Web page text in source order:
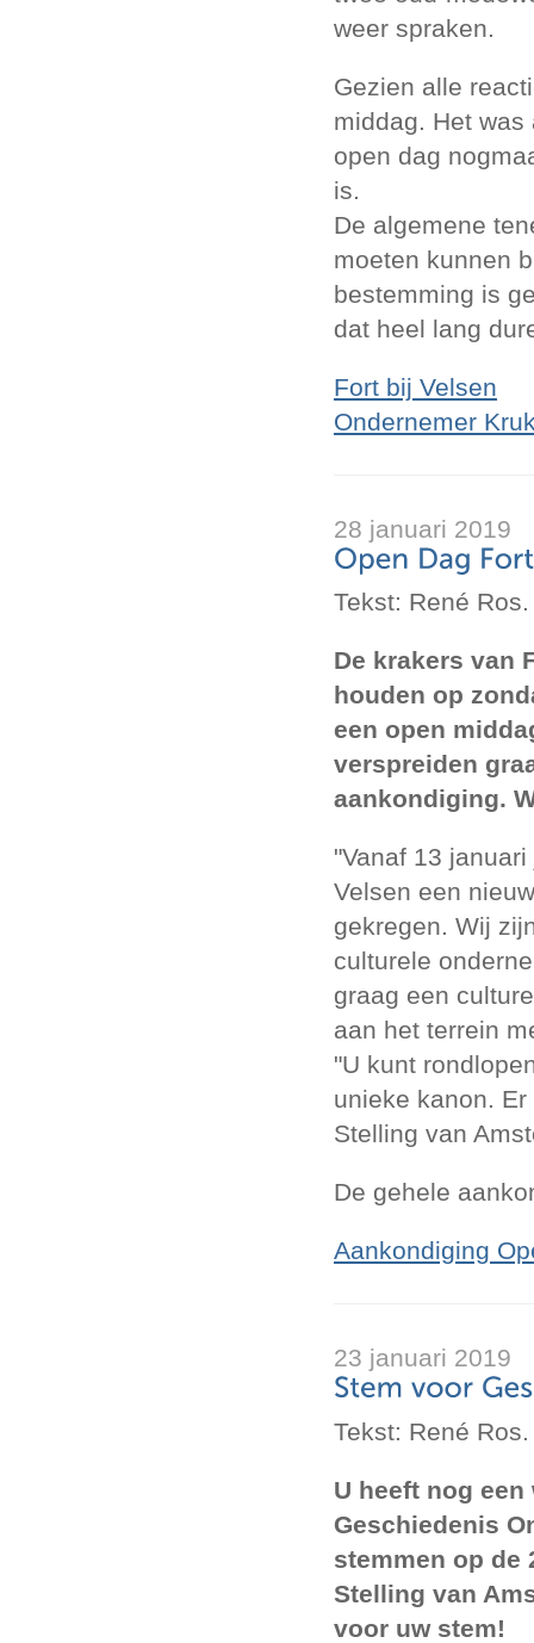
weer spraken.
Gezien alle
middag. Het
open dag
is.
De algemene
moeten kunnen
bestemming is
dat heel lang
Fort bij Velsen
Ondernemer
28 januari 2019
Tekst: René Ros.
De krakers van
houden op
een open
verspreiden
aankondiging.
"Vanaf 13
Velsen een
gekregen. Wij
culturele
graag een
aan het terrein
"U kunt
unieke kanon.
Stelling van
De gehele
Aankondiging
23 januari 2019
Tekst: René Ros.
U heeft nog
Geschiedenis
stemmen op de
Stelling van
voor uw stem!